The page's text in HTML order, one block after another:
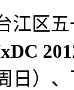
江区
日）